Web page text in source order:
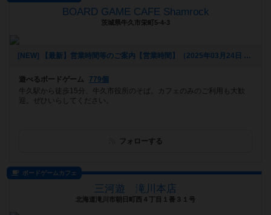
BOARD GAME CAFE Shamrock
茨城県牛久市栄町5-4-3
[NEW] 【最新】営業時間等のご案内【営業時間】（2025年03月24日 13時02分）
遊べるボードゲーム
779個
牛久駅から徒歩15分、牛久市役所のそば。カフェのみのご利用も大歓
迎。ぜひいらしてください。
フォローする
ボードゲームカフェ
三河遊 滝川本店
北海道滝川市朝日町西４丁目１番３１号